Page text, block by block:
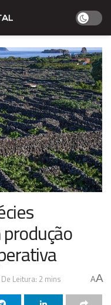
Leitura: 2 mins AA